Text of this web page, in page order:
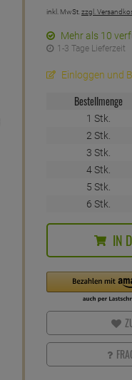
inkl. MwSt. zzgl.
Mehr als 10
1-3 Tage Lieferzeit
Einloggen und
Bestellmenge
1 Stk.
2 Stk.
3 Stk.
4 Stk.
5 Stk.
6 Stk.
IN